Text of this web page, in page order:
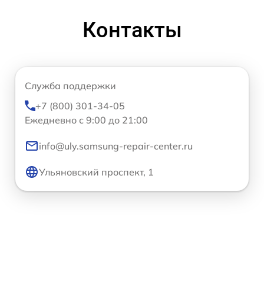
Контакты
Служба поддержки
+7 (800) 301-34-05
Ежедневно с 9:00 до 21:00
info@uly.samsung-repair-center.ru
Ульяновский проспект, 1